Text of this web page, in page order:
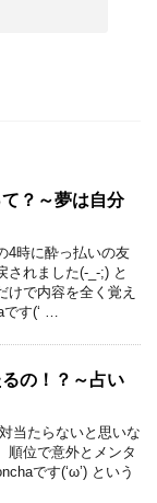
？～夢は自分
4時に酔っ払いの友
されました(-_-;) と
けで内容を全く覚え
す(‘ …
の！？～占い
当たらないと思いな
順位で意外とメンタ
です(‘ω’) という